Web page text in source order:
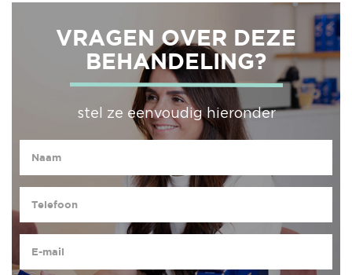
VRAGEN OVER DEZE
BEHANDELING?
stel ze eenvoudig hieronder